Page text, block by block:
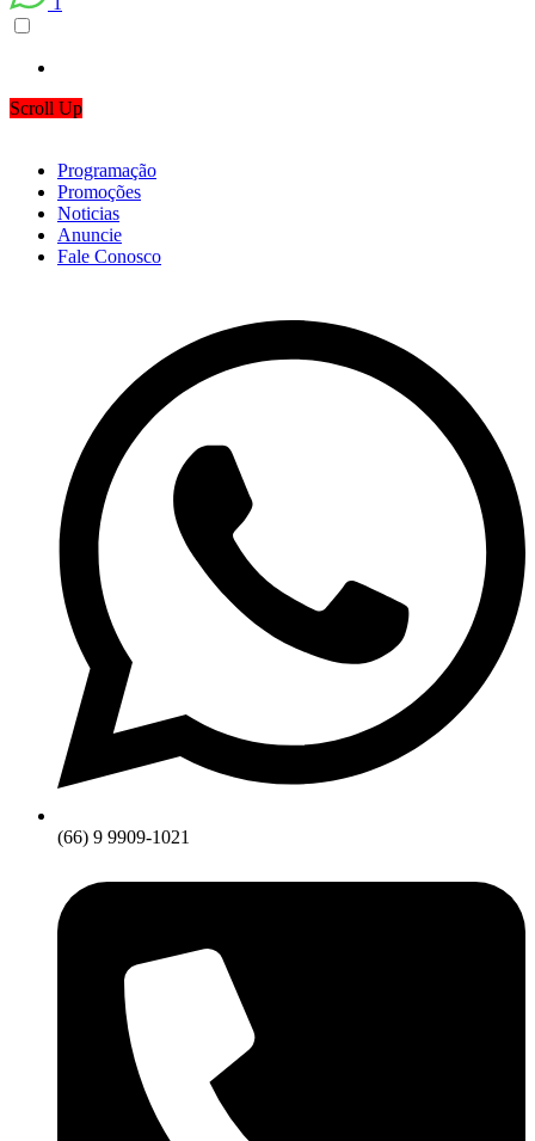
Scroll Up
Programação
Promoções
Noticias
Anuncie
Fale Conosco
(66) 9 9909-1021